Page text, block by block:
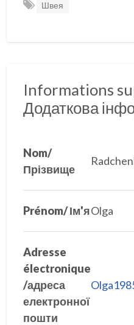
Швея
Informations
Додаткова
Nom/
Прізвище
Prénom/ Ім'яOlga
Adresse
électronique
/адреса
електронної
пошти